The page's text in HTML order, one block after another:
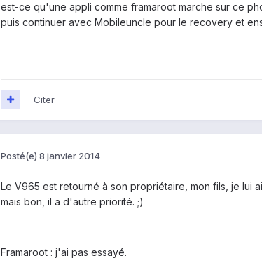
est-ce qu'une appli comme framaroot marche sur ce
puis continuer avec Mobileuncle pour le recovery et
Citer
Posté(e) 8 janvier 2014
Le V965 est retourné à son propriétaire, mon fils, je lui
mais bon, il a d'autre priorité. ;)
Framaroot : j'ai pas essayé.